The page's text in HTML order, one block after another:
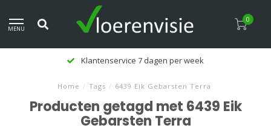
MENU
0
Klantenservice 7 dagen per week
Home / Tags / 6439 Eik Gebarsten Terra
Producten getagd met 6439 Eik
Gebarsten Terra